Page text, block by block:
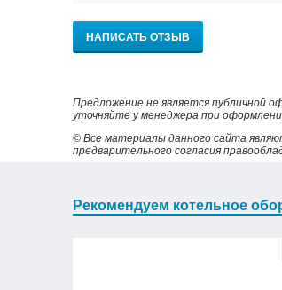
НАПИСАТЬ ОТЗЫВ
Предложение не является публичной
уточняйте у менеджера при
© Все материалы данного сайта
предварительного согласия
Рекомендуем котельное